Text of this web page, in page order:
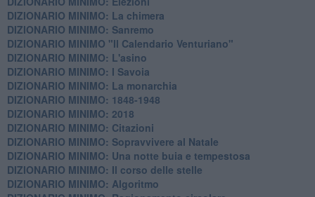
DIZIONARIO MINIMO: La chimera
DIZIONARIO MINIMO: Sanremo
DIZIONARIO MINIMO "Il Calendario Venturiano"
DIZIONARIO MINIMO: L'asino
DIZIONARIO MINIMO: I Savoia
DIZIONARIO MINIMO: La monarchia
DIZIONARIO MINIMO: 1848-1948
DIZIONARIO MINIMO: 2018
DIZIONARIO MINIMO: Citazioni
DIZIONARIO MINIMO: ​Sopravvivere al Natale
DIZIONARIO MINIMO: ​Una notte buia e tempestosa
DIZIONARIO MINIMO: Il corso delle stelle
DIZIONARIO MINIMO: Algoritmo